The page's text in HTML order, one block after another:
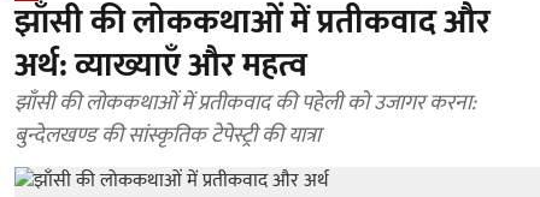
झाँसी की लोककथाओं में प्रतीकवाद और
अर्थ: व्याख्याएँ और महत्व
झाँसी की लोककथाओं में प्रतीकवाद की पहेली को उजागर करना:
बुन्देलखण्ड की सांस्कृतिक टेपेस्ट्री की यात्रा